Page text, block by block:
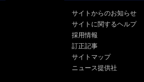
サイトからのお知らせ
サイトに関するヘルプ
採用情報
訂正記事
サイトマップ
ニュース提供社